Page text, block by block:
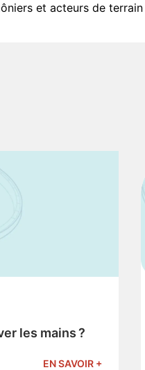
et acteurs de
les mains ?
EN SAVOIR +